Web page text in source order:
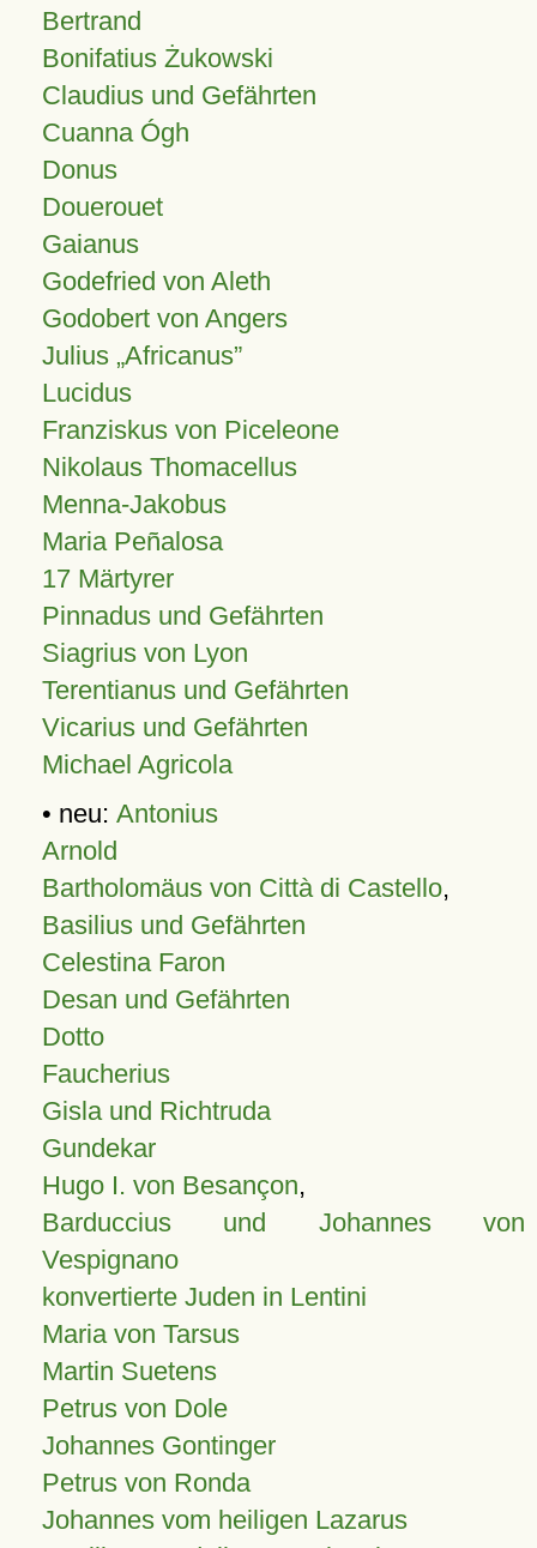
Bertrand
Bonifatius Żukowski
Claudius und Gefährten
Cuanna Ógh
Donus
Douerouet
Gaianus
Godefried von Aleth
Godobert von Angers
Julius Africanus
Lucidus
Franziskus von Piceleone
Nikolaus Thomacellus
Menna-Jakobus
Maria Peñalosa
17 Märtyrer
Pinnadus und Gefährten
Siagrius von Lyon
Terentianus und Gefährten
Vicarius und Gefährten
Michael Agricola
• neu: Antonius
Arnold
Bartholomäus von Città di Castello,
Basilius und Gefährten
Celestina Faron
Desan und Gefährten
Dotto
Faucherius
Gisla und Richtruda
Gundekar
Hugo I. von Besançon,
Barduccius und Johannes von
Vespignano
konvertierte Juden in Lentini
Maria von Tarsus
Martin Suetens
Petrus von Dole
Johannes Gontinger
Petrus von Ronda
Johannes vom heiligen Lazarus